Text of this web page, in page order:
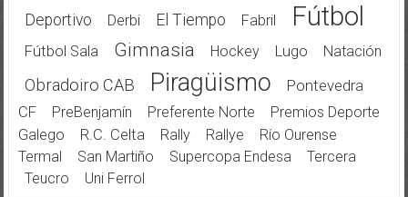
Deportivo Derbi El Tiempo Fabril Fútbol
Fútbol Sala Gimnasia Hockey Lugo Natación
Obradoiro CAB Piragüismo
Pontevedra
CF
PreBenjamín Preferente Norte
Premios Deporte
Galego
R.C. Celta Rally Rallye
Río Ourense
Termal
San Martiño Supercopa Endesa
Tercera
Teucro
Uni Ferrol